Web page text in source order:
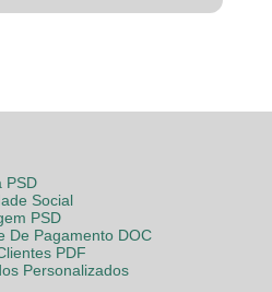
PSD
Social
PSD
De Pagamento DOC
PDF
Personalizados